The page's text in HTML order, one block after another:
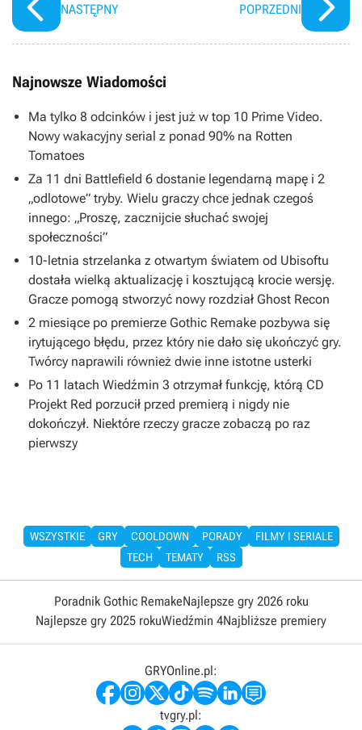
NASTĘPNY POPRZEDNI
Najnowsze Wiadomości
Ma tylko 8 odcinków i jest już w top 10 Prime Video.
Nowy wakacyjny serial z ponad 90% na Rotten
Tomatoes
Za 11 dni Battlefield 6 dostanie legendarną mapę i 2
„odlotowe” tryby. Wielu graczy chce jednak czegoś
innego: „Proszę, zacznijcie słuchać swojej
społeczności”
10-letnia strzelanka z otwartym światem od Ubisoftu
dostała wielką aktualizację i kosztującą krocie wersję.
Gracze pomogą stworzyć nowy rozdział Ghost Recon
2 miesiące po premierze Gothic Remake pozbywa się
irytującego błędu, przez który nie dało się ukończyć gry.
Twórcy naprawili również dwie inne istotne usterki
Po 11 latach Wiedźmin 3 otrzymał funkcję, którą CD
Projekt Red porzucił przed premierą i nigdy nie
dokończył. Niektóre rzeczy gracze zobaczą po raz
pierwszy
WSZYSTKIE GRY COOLDOWN PORADY
FILMY I SERIALE
TECH
TEMATY RSS
Poradnik Gothic RemakeNajlepsze gry 2026 roku
Najlepsze gry 2025 rokuWiedźmin 4Najbliższe premiery
GRYOnline.pl:
tvgry.pl: